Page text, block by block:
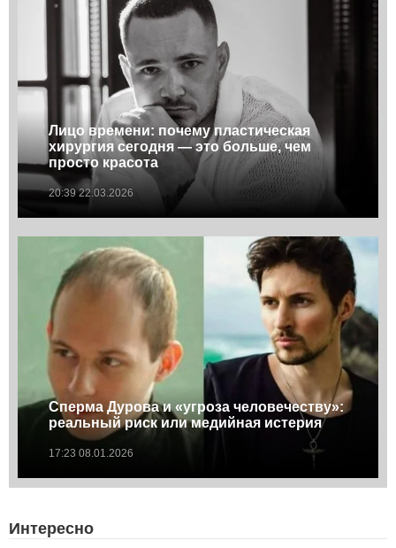
Лицо времени: почему пластическая
хирургия сегодня — это больше, чем
просто красота
20:39 22.03.2026
Сперма Дурова и «угроза человечеству»:
реальный риск или медийная истерия
17:23 08.01.2026
Интересно